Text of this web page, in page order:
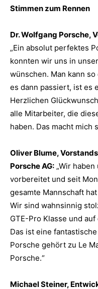
Stimmen zum Rennen
Dr. Wolfgang Porsche,
„Ein absolut perfektes
konnten wir uns in
wünschen. Man kann
es dann passiert, ist es
Herzlichen
alle Mitarbeiter, die
haben. Das macht mich
Oliver Blume,
Porsche AG: „Wir
vorbereitet und seit
gesamte Mannschaft
Wir sind wahnsinnig
GTE-Pro Klasse und
Das ist eine
Porsche gehört zu Le
Porsche.“
Michael Steiner,